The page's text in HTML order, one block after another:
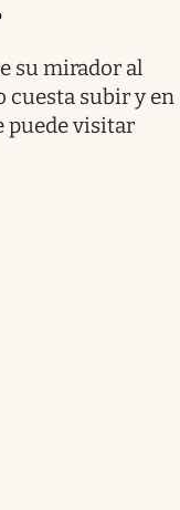
su mirador al
cuesta subir y en
puede visitar